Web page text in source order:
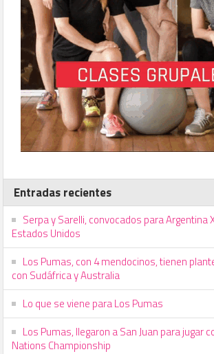
Entradas recientes
Serpa y Sarelli, convocados para Argentina
Estados Unidos
Los Pumas, con 4 mendocinos, tienen
con Sudáfrica y Australia
Lo que se viene para Los Pumas
Los Pumas, llegaron a San Juan para jugar
Nations Championship